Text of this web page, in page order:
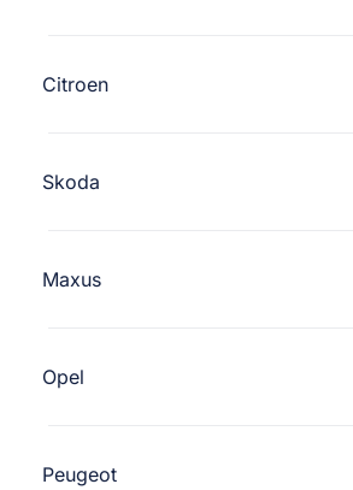
Citroen
Skoda
Maxus
Opel
Peugeot